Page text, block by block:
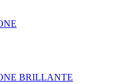
BRILLANTE